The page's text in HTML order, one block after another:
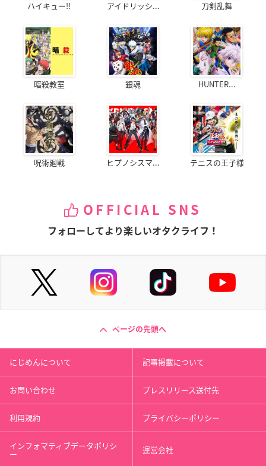
ハイキュー!! アイドリッシ... 刀剣乱舞
暗殺教室 銀魂 HUNTER...
呪術廻戦 ヒプノシスマ... テニスの王子様
OFFICIAL SNS
フォローしてより楽しいオタクライフ！
ページの先頭へ
にじめんについて 記事掲載について
お問い合わせ プレスリリース送付先
利用規約 プライバシーポリシー
インフォマティブデータポリシ
ー 運営会社